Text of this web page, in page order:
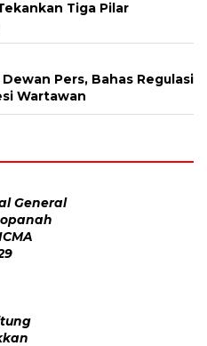
Tiga Pilar
Pers, Bahas Regulasi
Wartawan
General